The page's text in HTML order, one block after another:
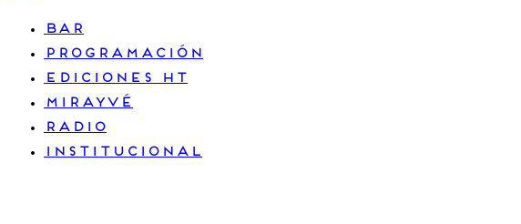
BAR
PROGRAMACIÓN
EDICIONES HT
MIRAYVÉ
RADIO
INSTITUCIONAL